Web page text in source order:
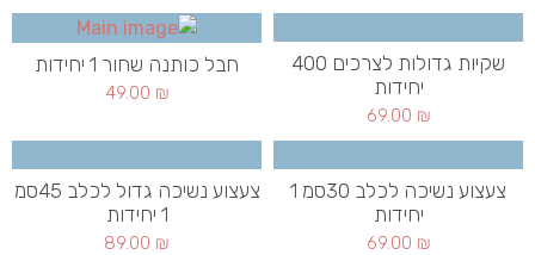
שקיות גדולות לצרכים 400
יחידות
69.00 ₪
חבל כותנה שחור 1 יחידות
49.00 ₪
צעצוע נשיכה לכלב 30סמ 1
יחידות
69.00 ₪
צעצוע נשיכה גדול לכלב 45סמ
1 יחידות
89.00 ₪